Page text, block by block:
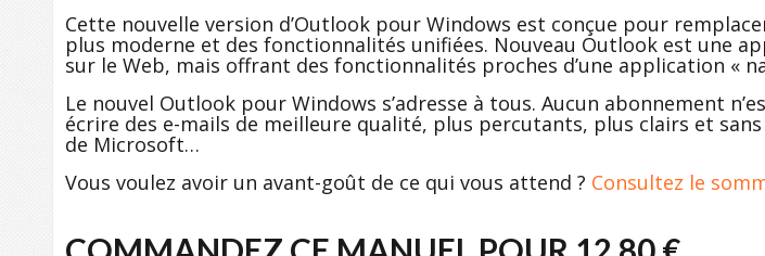
Cette nouvelle version d’Outlook pour Windows est conçue pour
plus moderne et des fonctionnalités unifiées. Nouveau Outlook est une
sur le Web, mais offrant des fonctionnalités proches d’une application «
Le nouvel Outlook pour Windows s’adresse à tous. Aucun abonnement
écrire des e-mails de meilleure qualité, plus percutants, plus clairs et
de Microsoft…
Vous voulez avoir un avant-goût de ce qui vous attend ? Consultez le